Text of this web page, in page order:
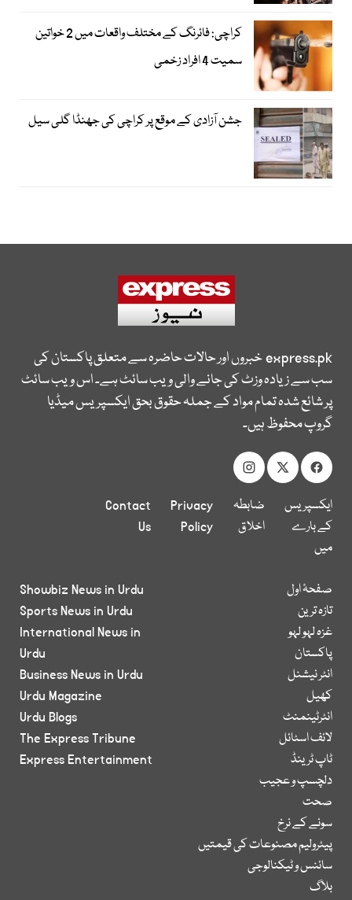
کراچی: فائرنگ کے مختلف واقعات میں 2 خواتین
سمیت 4 افراد زخمی
جشن آزادی کے موقع پر کراچی کی جھنڈا گلی سیل
express.pkخبروں اور حالات حاضرہ سے متعلق پاکستان کی
سب سے زیادہ وزٹ کی جانے والی ویب سائٹ ہے۔ اس ویب سائٹ
پر شائع شدہ تمام مواد کے جملہ حقوق بحق ایکسپریس میڈیا
گروپ محفوظ ہیں۔
ایکسپریس
کے بارے
میں
ضابطہ
اخلاق
Privacy
Policy
Contact
Us
صفحۂ اول
تازہ ترین
غزہ لہو لہو
پاکستان
انٹر نیشنل
کھیل
انٹرٹینمنٹ
لائف اسٹائل
ٹاپ ٹرینڈ
دلچسپ و عجیب
صحت
سونے کے نرخ
پیٹرولیم مصنوعات کی قیمتیں
سائنس و ٹیکنالوجی
بلاگ
Showbiz News in Urdu
Sports News in Urdu
International News in
Urdu
Business News in Urdu
Urdu Magazine
Urdu Blogs
The Express Tribune
Express Entertainment